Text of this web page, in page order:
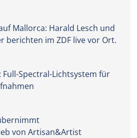
Mallorca: Harald Lesch und
berichten im ZDF live vor Ort.
Full-Spectral-Lichtsystem für
von Artisan&Artist